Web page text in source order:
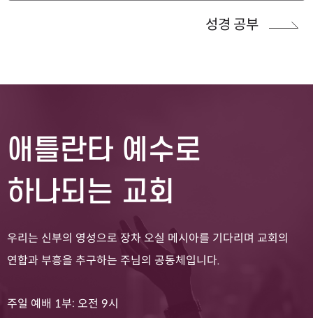
성경 공부
애틀란타 예수로
하나되는 교회
우리는 신부의 영성으로 장차 오실 메시아를 기다리며 교회의
연합과 부흥을 추구하는 주님의 공동체입니다.
주일 예배 1부: 오전 9시